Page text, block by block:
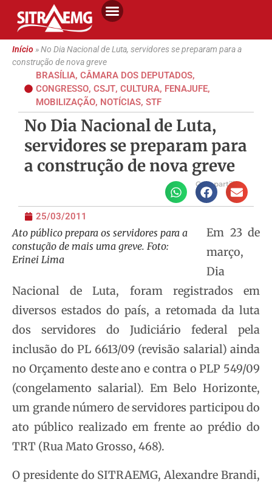
Início»No Dia Nacional de Luta, servidores se preparam para a
construção de nova greve
BRASÍLIA, CÂMARA DOS DEPUTADOS,
CONGRESSO, CSJT, CULTURA, FENAJUFE,
MOBILIZAÇÃO, NOTÍCIAS, STF
No Dia Nacional de Luta,
servidores se preparam para
a construção de nova greve
Compartilhe
25/03/2011
Ato público prepara os servidores para a
constução de mais uma greve. Foto:
Erinei Lima
Em 23 de
março,
Dia
Nacional de Luta, foram registrados em
diversos estados do país, a retomada da luta
dos servidores do Judiciário federal pela
inclusão do PL 6613/09 (revisão salarial) ainda
no Orçamento deste ano e contra o PLP 549/09
(congelamento salarial). Em Belo Horizonte,
um grande número de servidores participou do
ato público realizado em frente ao prédio do
TRT (Rua Mato Grosso, 468).
O presidente do SITRAEMG, Alexandre Brandi,